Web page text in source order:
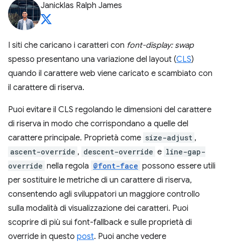
Janicklas Ralph James
I siti che caricano i caratteri con font-display: swap
spesso presentano una variazione del layout (CLS)
quando il carattere web viene caricato e scambiato con
il carattere di riserva.
Puoi evitare il CLS regolando le dimensioni del carattere
di riserva in modo che corrispondano a quelle del
carattere principale. Proprietà come size-adjust ,
ascent-override , descent-override e line-gap-
override nella regola @font-face possono essere utili
per sostituire le metriche di un carattere di riserva,
consentendo agli sviluppatori un maggiore controllo
sulla modalità di visualizzazione dei caratteri. Puoi
scoprire di più sui font-fallback e sulle proprietà di
override in questo post. Puoi anche vedere